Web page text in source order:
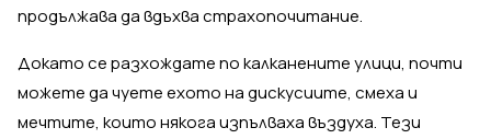
продължава да вдъхва страхопочитание.
Докато се разхождате по калканените улици, почти
можете да чуете ехото на дискусиите, смеха и
мечтите, които някога изпълваха въздуха. Тези